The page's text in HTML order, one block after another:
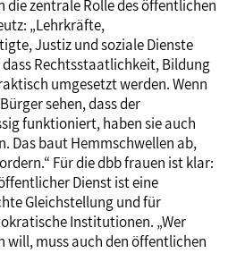
die zentrale Rolle des öffentlichen
„Lehrkräfte,
Justiz und soziale Dienste
Rechtsstaatlichkeit, Bildung
umgesetzt werden. Wenn
sehen, dass der
funktioniert, haben sie auch
Das baut Hemmschwellen ab,
Für die dbb frauen ist klar:
Dienst ist eine
Gleichstellung und für
Institutionen. „Wer
will, muss auch den öffentlichen